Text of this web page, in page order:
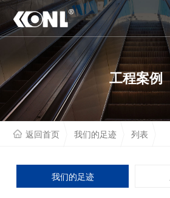
网站首页
关于我们
产品系列
工程案例
返回首页 我们的足迹 列表
我们的足迹